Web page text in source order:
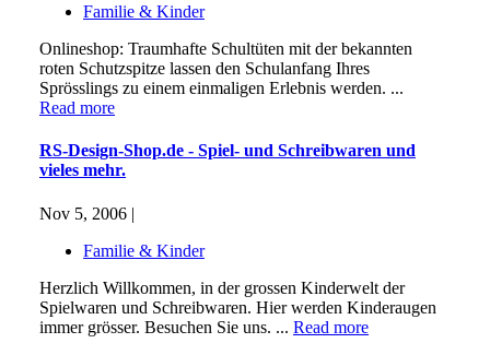
Familie & Kinder
Onlineshop: Traumhafte Schultüten mit der bekannten
roten Schutzspitze lassen den Schulanfang Ihres
Sprösslings zu einem einmaligen Erlebnis werden. ...
Read more
RS-Design-Shop.de - Spiel- und Schreibwaren und
vieles mehr.
Nov 5, 2006 |
Familie & Kinder
Herzlich Willkommen, in der grossen Kinderwelt der
Spielwaren und Schreibwaren. Hier werden Kinderaugen
immer grösser. Besuchen Sie uns. ... Read more